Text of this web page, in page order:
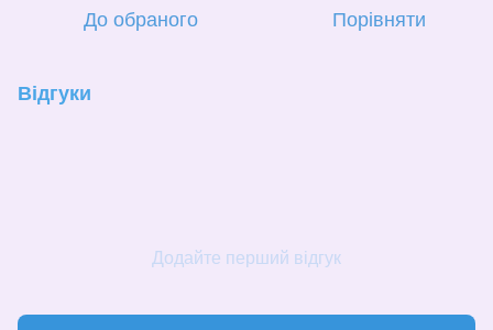
До обраного Порівняти
Відгуки
Додайте перший відгук